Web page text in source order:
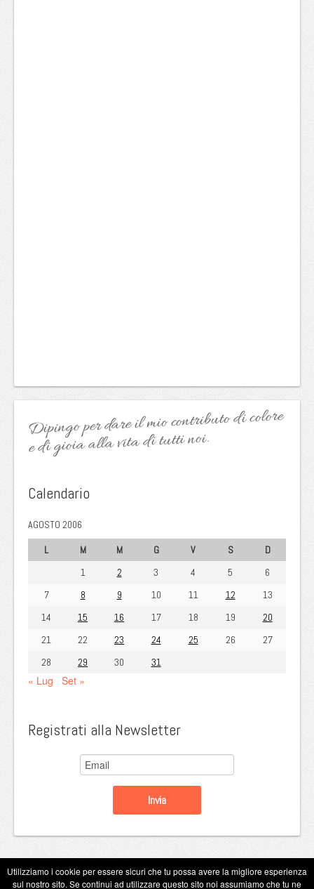
Dipingo per dare il mio contributo di colore
e di gioia alla vita di tutti noi.
Calendario
AGOSTO 2006
L
M M G V S
D
1
2 3 4 5
6
7
8 9 10 11 12
13
14
15 16 17 18 19
20
21
22 23 24 25 26
27
28
29 30 31
« Lug Set »
Registrati alla Newsletter
Copyright Eugenio Guarini 2026
Utilizziamo i cookie per essere sicuri che tu possa avere la migliore esperienza
sul nostro sito. Se continui ad utilizzare questo sito noi assumiamo che tu ne